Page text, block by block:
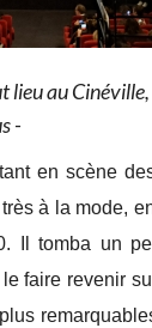
lieu au
-
en scène
à la mode,
Il tomba un
faire revenir